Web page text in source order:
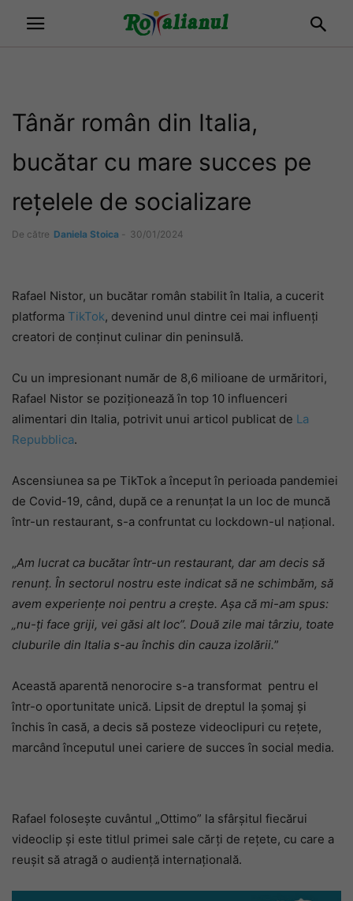
Tânăr român din Italia,
bucătar cu mare succes pe
rețelele de socializare
De către Daniela Stoica - 30/01/2024
Rafael Nistor, un bucătar român stabilit în Italia, a cucerit
platforma TikTok, devenind unul dintre cei mai influenți
creatori de conținut culinar din peninsulă.
Cu un impresionant număr de 8,6 milioane de urmăritori,
Rafael Nistor se poziționează în top 10 influenceri
alimentari din Italia, potrivit unui articol publicat de La
Repubblica.
Ascensiunea sa pe TikTok a început în perioada pandemiei
de Covid-19, când, după ce a renunțat la un loc de muncă
într-un restaurant, s-a confruntat cu lockdown-ul național.
„Am lucrat ca bucătar într-un restaurant, dar am decis să
renunț. În sectorul nostru este indicat să ne schimbăm, să
avem experiențe noi pentru a crește. Așa că mi-am spus:
„nu-ți face griji, vei găsi alt loc”. Două zile mai târziu, toate
cluburile din Italia s-au închis din cauza izolării.”
Această aparentă nenorocire s-a transformat pentru el
într-o oportunitate unică. Lipsit de dreptul la șomaj și
închis în casă, a decis să posteze videoclipuri cu rețete,
marcând începutul unei cariere de succes în social media.
Rafael folosește cuvântul „Ottimo” la sfârșitul fiecărui
videoclip și este titlul primei sale cărți de rețete, cu care a
reușit să atragă o audiență internațională.